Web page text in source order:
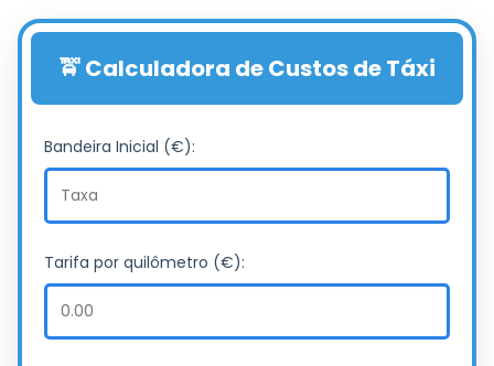
🚖 Calculadora de Custos de Táxi
Bandeira Inicial (€):
Tarifa por quilômetro (€):